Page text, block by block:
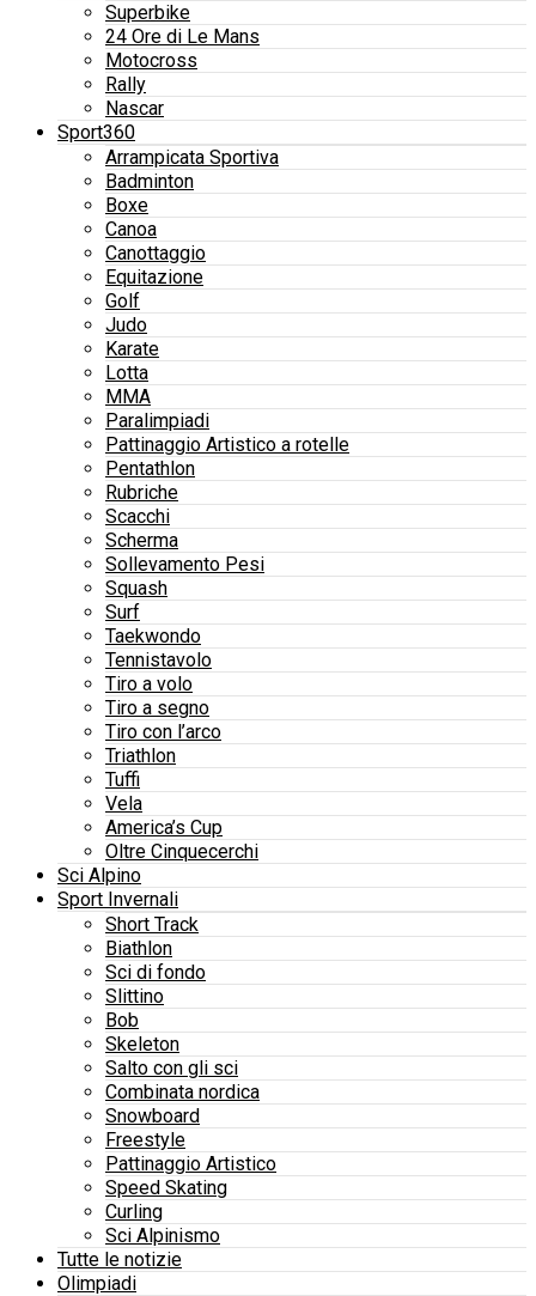
Superbike
24 Ore di Le Mans
Motocross
Rally
Nascar
Sport360
Arrampicata Sportiva
Badminton
Boxe
Canoa
Canottaggio
Equitazione
Golf
Judo
Karate
Lotta
MMA
Paralimpiadi
Pattinaggio Artistico a rotelle
Pentathlon
Rubriche
Scacchi
Scherma
Sollevamento Pesi
Squash
Surf
Taekwondo
Tennistavolo
Tiro a volo
Tiro a segno
Tiro con l’arco
Triathlon
Tuffi
Vela
America’s Cup
Oltre Cinquecerchi
Sci Alpino
Sport Invernali
Short Track
Biathlon
Sci di fondo
Slittino
Bob
Skeleton
Salto con gli sci
Combinata nordica
Snowboard
Freestyle
Pattinaggio Artistico
Speed Skating
Curling
Sci Alpinismo
Tutte le notizie
Olimpiadi